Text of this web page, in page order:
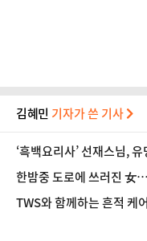
김혜민 기자가 쓴 기사
‘흑백요리사’ 선재스님,
한밤중 도로에 쓰러진 女
TWS와 함께하는 흔적 케